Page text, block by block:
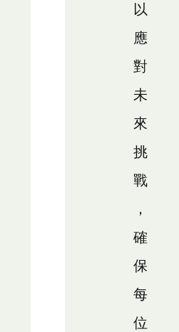
以
應
對
未
來
挑
戰
，
確
保
每
位